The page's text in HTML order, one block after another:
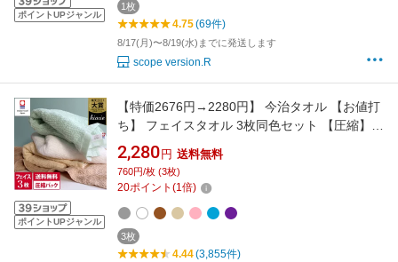
ポイントUPジャンル
1枚
4.75(69件)
8/17(月)〜8/19(水)までに発送します
scope version.R
ポイントUPジャンル
【特価2676円→2280円】 今治タオル 【お値打
ち】 フェイスタオル 3枚同色セット 【圧縮】
リバース 楽天1位 / 約34×80cm 日本製 今治 タ
オル 吸水 速乾 セット まとめ買い 福袋 SALE
バーゲン 送料無料
2,280 円 送料無料
760円/枚 (3枚)
20ポイント (1倍)
3枚
4.44(3,855件)